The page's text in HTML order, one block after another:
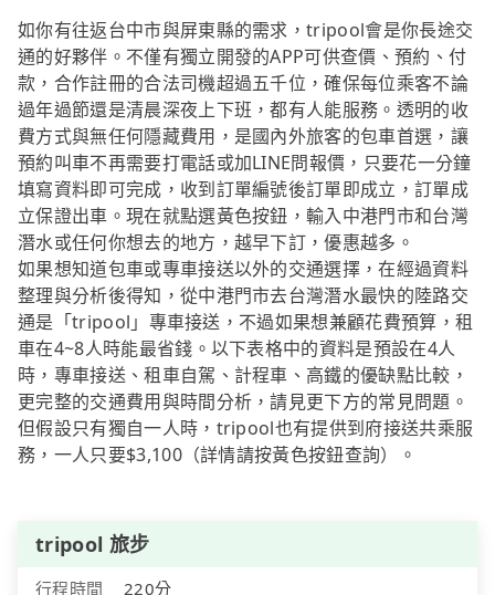
如你有往返台中市與屏東縣的需求，tripool會是你長途交
通的好夥伴。不僅有獨立開發的APP可供查價、預約、付
款，合作註冊的合法司機超過五千位，確保每位乘客不論
過年過節還是清晨深夜上下班，都有人能服務。透明的收
費方式與無任何隱藏費用，是國內外旅客的包車首選，讓
預約叫車不再需要打電話或加LINE問報價，只要花一分鐘
填寫資料即可完成，收到訂單編號後訂單即成立，訂單成
立保證出車。現在就點選黃色按鈕，輸入中港門市和台灣
潛水或任何你想去的地方，越早下訂，優惠越多。
如果想知道包車或專車接送以外的交通選擇，在經過資料
整理與分析後得知，從中港門市去台灣潛水最快的陸路交
通是「tripool」專車接送，不過如果想兼顧花費預算，租
車在4~8人時能最省錢。以下表格中的資料是預設在4人
時，專車接送、租車自駕、計程車、高鐵的優缺點比較，
更完整的交通費用與時間分析，請見更下方的常見問題。
但假設只有獨自一人時，tripool也有提供到府接送共乘服
務，一人只要$3,100（詳情請按黃色按鈕查詢）。
tripool 旅步
行程時間
220分